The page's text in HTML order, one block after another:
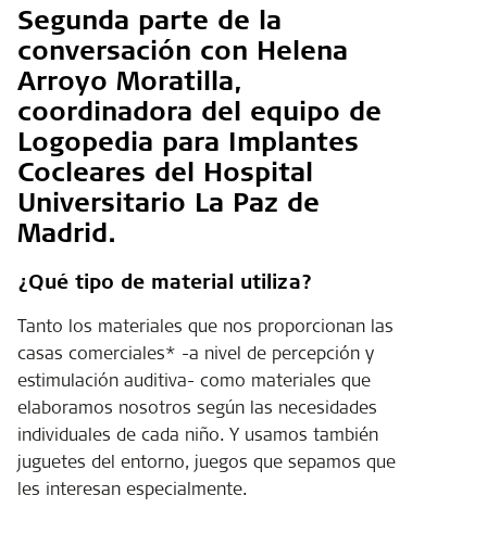
Segunda parte de la
conversación con Helena
Arroyo Moratilla,
coordinadora del equipo de
Logopedia para Implantes
Cocleares del Hospital
Universitario La Paz de
Madrid.
¿Qué tipo de material utiliza?
Tanto los materiales que nos proporcionan las
casas comerciales* -a nivel de percepción y
estimulación auditiva- como materiales que
elaboramos nosotros según las necesidades
individuales de cada niño. Y usamos también
juguetes del entorno, juegos que sepamos que
les interesan especialmente.